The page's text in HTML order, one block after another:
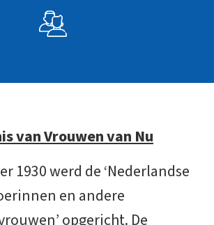
van Vrouwen van Nu
1930 werd de ‘Nederlandse
en andere
opgericht. De